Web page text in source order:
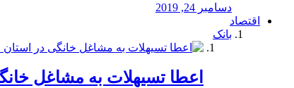
دسامبر 24, 2019
اقتصاد
بانک
️اعطا تسیهلات به مشاغل